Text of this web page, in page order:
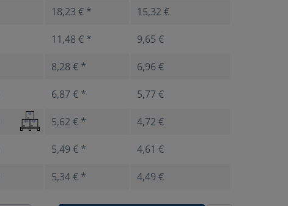
18,23 € * 15,32 €
11,48 € * 9,65 €
8,28 € * 6,96 €
6,87 € * 5,77 €
5,62 € * 4,72 €
5,49 € * 4,61 €
5,34 € * 4,49 €